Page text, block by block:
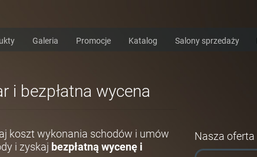
Galeria Promocje Katalog Salony sprzedaży
i bezpłatna wycena
koszt wykonania schodów i umów
i zyskaj bezpłatną wycenę i
Nasza oferta